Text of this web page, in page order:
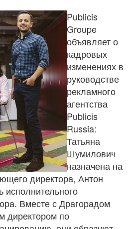
Publicis
Groupe
объявляет о
кадровых
изменениях в
руководстве
рекламного
агентства
Publicis
Russia:
Татьяна
Шумилович
назначена на
директора, Антон
Вместе с Драгорадом
директором по